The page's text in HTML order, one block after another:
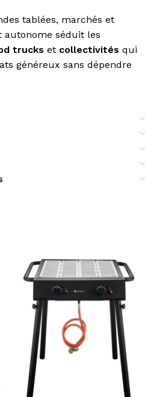
tablées, marchés et
autonome séduit les
trucks et collectivités qui
généreux sans dépendre